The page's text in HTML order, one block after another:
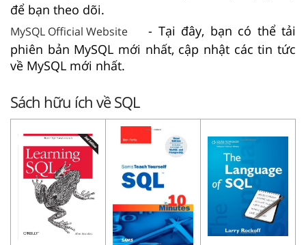
để bạn theo dõi.
MySQL Official Website
- Tại đây, bạn có thể tải
phiên bản MySQL mới nhất, cập nhật các tin tức
về MySQL mới nhất.
Sách hữu ích về SQL